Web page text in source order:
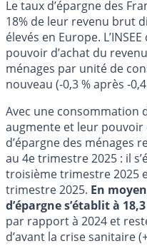
Le taux d’épargne des
18% de leur revenu brut
élevés en Europe.
pouvoir d’achat du
ménages par unité de
nouveau (‑0,3 % après
Avec une consommation
augmente et leur pouvoir
d’épargne des ménages
au 4e trimestre 2025 : il
troisième trimestre 2025
trimestre 2025. En
d’épargne s’établit à
par rapport à 2024 et
d’avant la crise sanitaire